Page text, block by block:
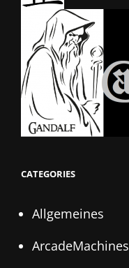
CATEGORIES
Allgemeines
ArcadeMachines